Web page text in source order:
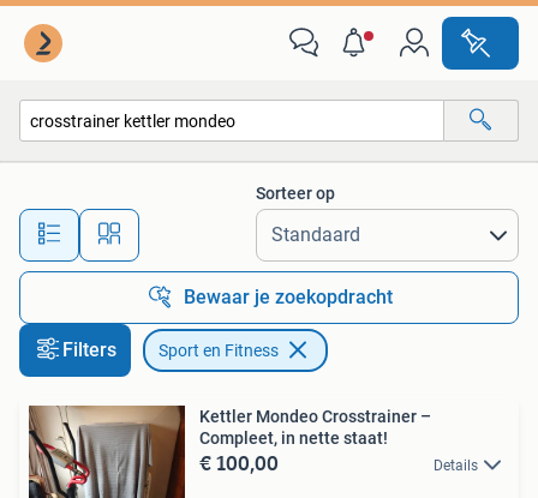
Alle afstanden…
Sorteer op
Bewaar je zoekopdracht
Filters Sport en Fitness
Kettler Mondeo Crosstrainer –
Compleet, in nette staat!
€ 100,00 Details